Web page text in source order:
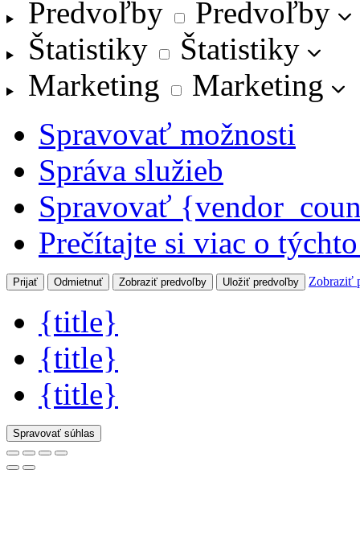
Predvoľby
Predvoľby
Štatistiky
Štatistiky
Marketing
Marketing
Spravovať možnosti
Správa služieb
Spravovať
Prečítajte si viac o
Prijať Odmietnuť Zobraziť predvoľby Uložiť predvoľby Zobraziť
{title}
{title}
{title}
Spravovať súhlas